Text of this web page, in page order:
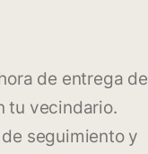
de entrega de
tu vecindario.
seguimiento y